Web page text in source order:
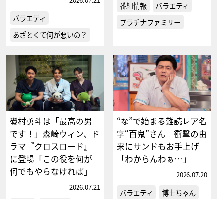
バラエティ
あざとくて何が悪いの？
番組情報
バラエティ
プラチナファミリー
磯村勇斗は「最高の男
です！」森崎ウィン、ド
ラマ『クロスロード』
に登場「この役を何が
何でもやらなければ」
2026.07.21
“な”で始まる難読レア名
字“百鬼”さん 衝撃の由
来にサンドもお手上げ
「わからんわぁ…」
2026.07.20
バラエティ 博士ちゃん